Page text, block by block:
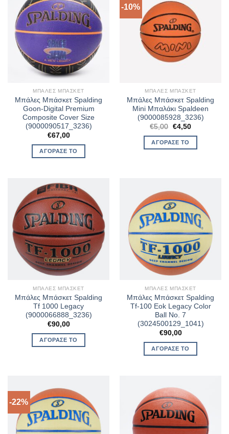
ΜΠΆΛΕΣ ΜΠΆΣΚΕΤ
Μπάλες Μπάσκετ Spalding
Goon-Digital Premium
Composite Cover Size
(9000090517_3236)
€67,00
ΑΓΌΡΑΣΈ ΤΟ
-10%
ΜΠΆΛΕΣ ΜΠΆΣΚΕΤ
Μπάλες Μπάσκετ Spalding
Mini Μπαλάκι Spaldeen
(9000085928_3236)
€5,00 Original
was:
€5,00.
€4,50Η
ΑΓΌΡΑΣΈ ΤΟ
ΜΠΆΛΕΣ ΜΠΆΣΚΕΤ
Μπάλες Μπάσκετ Spalding
Tf 1000 Legacy
(9000066888_3236)
€90,00
ΑΓΌΡΑΣΈ ΤΟ
ΜΠΆΛΕΣ ΜΠΆΣΚΕΤ
Μπάλες Μπάσκετ Spalding
Tf-100 Eok Legacy Color
Ball No. 7
(3024500129_1041)
€90,00
ΑΓΌΡΑΣΈ ΤΟ
-22%